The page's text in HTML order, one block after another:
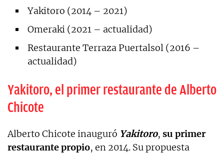
Yakitoro (2014 – 2021)
Omeraki (2021 – actualidad)
Restaurante Terraza Puertalsol (2016 –
actualidad)
Yakitoro, el primer restaurante de Alberto
Chicote
Alberto Chicote inauguró Yakitoro, su primer
restaurante propio, en 2014. Su propuesta